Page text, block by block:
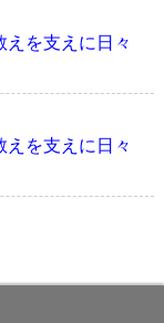
を支えに日々
を支えに日々